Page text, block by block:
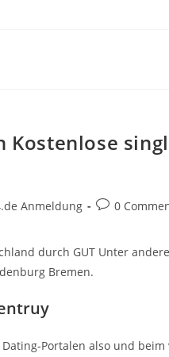
Kostenlose
Anmeldung
Post0
durch GUT Unter
Bremen.
Portalen also und